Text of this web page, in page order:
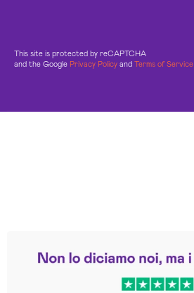
This site is protected by reCAPTCHA
and the Google Privacy Policy and Terms of Service
Trustpilot